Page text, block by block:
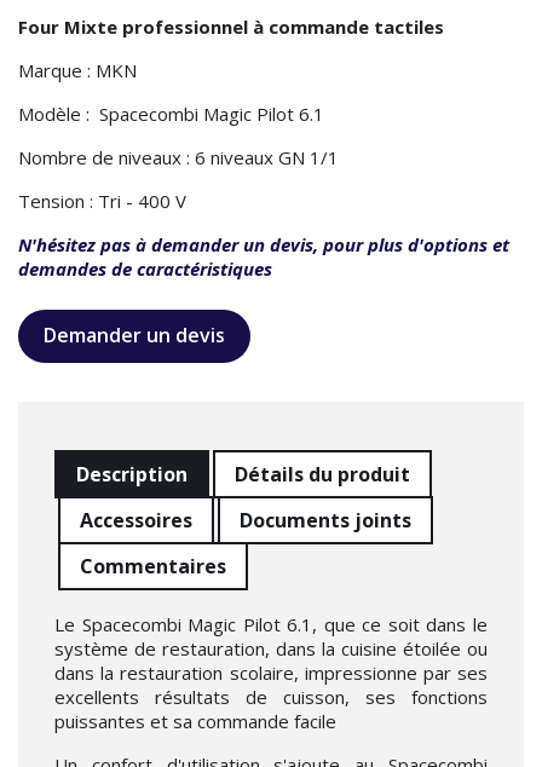
Four Mixte professionnel à commande tactiles
Marque : MKN
Modèle : Spacecombi Magic Pilot 6.1
Nombre de niveaux : 6 niveaux GN 1/1
Tension : Tri - 400 V
N'hésitez pas à demander un devis, pour plus d'options et
demandes de caractéristiques
Demander un devis
Description
Détails du produit
Accessoires
Documents joints
Commentaires
Le Spacecombi Magic Pilot 6.1, que ce soit dans le
système de restauration, dans la cuisine étoilée ou
dans la restauration scolaire, impressionne par ses
excellents résultats de cuisson, ses fonctions
puissantes et sa commande facile